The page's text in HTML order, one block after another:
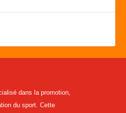
dans la promotion,
du sport. Cette